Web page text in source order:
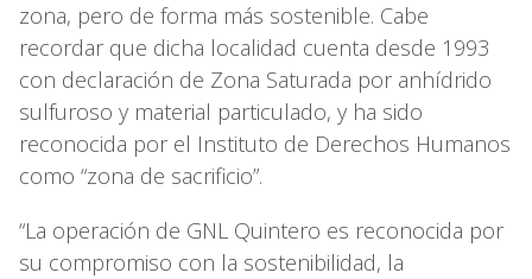
zona, pero de forma más sostenible. Cabe
recordar que dicha localidad cuenta desde 1993
con declaración de Zona Saturada por anhídrido
sulfuroso y material particulado, y ha sido
reconocida por el Instituto de Derechos Humanos
como “zona de sacrificio”.
“La operación de GNL Quintero es reconocida por
su compromiso con la sostenibilidad, la